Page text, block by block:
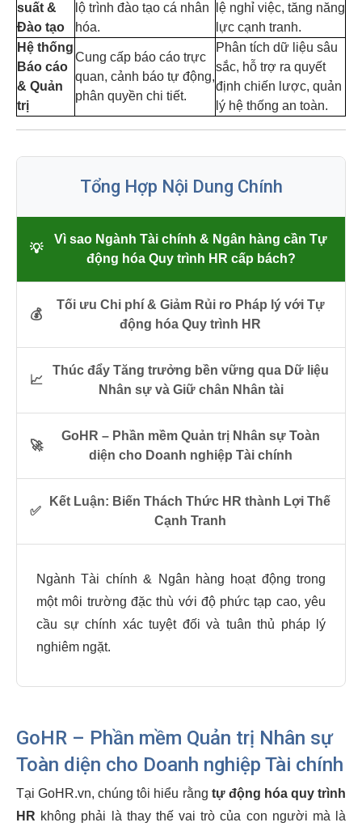
suất &
Đào tạo
lộ trình đào tạo cá nhân
hóa.
lệ nghỉ việc, tăng năng
lực cạnh tranh.
Hệ thống
Báo cáo
& Quản
trị
Cung cấp báo cáo trực
quan, cảnh báo tự động,
phân quyền chi tiết.
Phân tích dữ liệu sâu
sắc, hỗ trợ ra quyết
định chiến lược, quản
lý hệ thống an toàn.
Tổng Hợp Nội Dung Chính
💡
Vì sao Ngành Tài chính & Ngân hàng cần Tự
động hóa Quy trình HR cấp bách?
💰
Tối ưu Chi phí & Giảm Rủi ro Pháp lý với Tự
động hóa Quy trình HR
📈
Thúc đẩy Tăng trưởng bền vững qua Dữ liệu
Nhân sự và Giữ chân Nhân tài
🚀
GoHR – Phần mềm Quản trị Nhân sự Toàn
diện cho Doanh nghiệp Tài chính
✅
Kết Luận: Biến Thách Thức HR thành Lợi Thế
Cạnh Tranh
Ngành Tài chính & Ngân hàng hoạt động trong
một môi trường đặc thù với độ phức tạp cao, yêu
cầu sự chính xác tuyệt đối và tuân thủ pháp lý
nghiêm ngặt.
GoHR – Phần mềm Quản trị Nhân sự
Toàn diện cho Doanh nghiệp Tài chính
Tại GoHR.vn, chúng tôi hiểu rằng tự động hóa quy trình
HR không phải là thay thế vai trò của con người mà là